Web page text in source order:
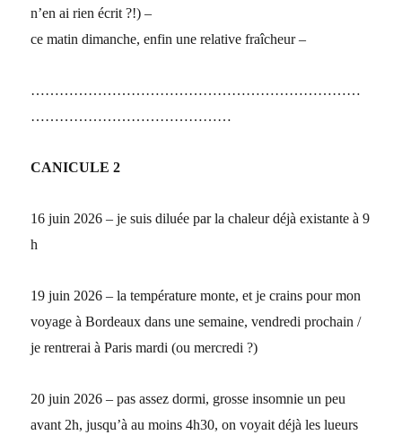
n’en ai rien écrit ?!) –
ce matin dimanche, enfin une relative fraîcheur –
……………………………………………………………
……………………………………
CANICULE 2
16 juin 2026 – je suis diluée par la chaleur déjà existante à 9
h
19 juin 2026 – la température monte, et je crains pour mon
voyage à Bordeaux dans une semaine, vendredi prochain /
je rentrerai à Paris mardi (ou mercredi ?)
20 juin 2026 – pas assez dormi, grosse insomnie un peu
avant 2h, jusqu’à au moins 4h30, on voyait déjà les lueurs